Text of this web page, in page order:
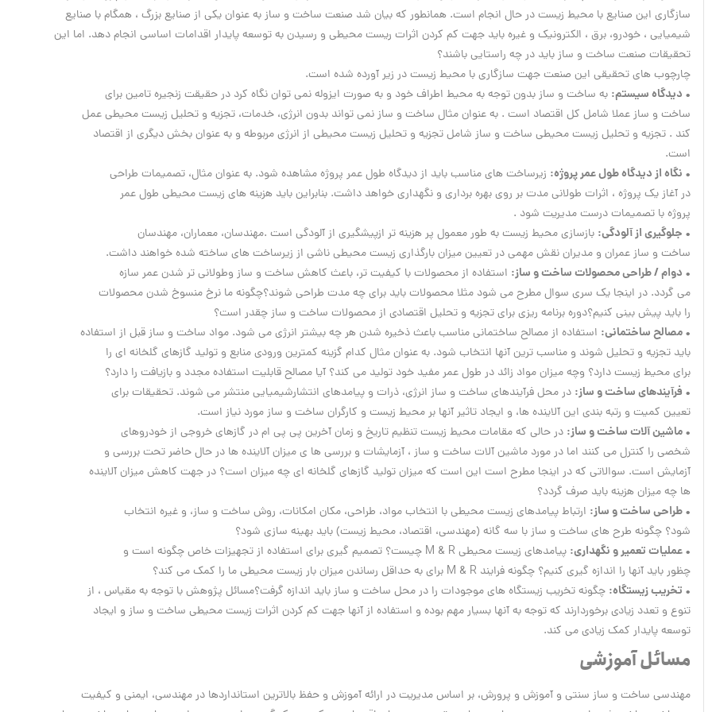
سازگاری این صنایع با محیط زیست در حال انجام است. همانطور که بیان شد صنعت ساخت و ساز به عنوان یکی از صنایع بزرگ ، همگام با صنایع
شیمیایی ، خودرو، برق ، الکترونیک و غیره باید جهت کم کردن اثرات ریست محیطی و رسیدن به توسعه پایدار اقدامات اساسی انجام دهد. اما این
تحقیقات صنعت ساخت و ساز باید در چه راستایی باشند؟
چارچوب های تحقیقی این صنعت جهت سازگاری با محیط زیست در زیر آورده شده است.
• دیدگاه سیستم: به ساخت و ساز بدون توجه به محیط اطراف خود و به صورت ایزوله نمی توان نگاه کرد در حقیقت زنجیره تامین برای
ساخت و ساز عملا شامل کل اقتصاد است . به عنوان مثال ساخت و ساز نمی تواند بدون انرژی، خدمات، تجزیه و تحلیل زیست محیطی عمل
کند . تجزیه و تحلیل زیست محیطی ساخت و ساز شامل تجزیه و تحلیل زیست محیطی از انرژی مربوطه و به عنوان بخش دیگری از اقتصاد
است.
• نگاه از دیدگاه طول عمر پروژه: زیرساخت های مناسب باید از دیدگاه طول عمر پروژه مشاهده شود. به عنوان مثال، تصمیمات طراحی
در آغاز یک پروژه ، اثرات طولانی مدت بر روی بهره برداری و نگهداری خواهد داشت. بنابراین باید هزینه های زیست محیطی طول عمر
پروژه با تصمیمات درست مدیریت شود .
• جلوگیری از آلودگی: بازسازی محیط زیست به طور معمول پر هزینه تر ازپیشگیری از آلودگی است .مهندسان، معماران، مهندسان
ساخت و ساز عمران و مدیران نقش مهمی در تعیین میزان بارگذاری زیست محیطی ناشی از زیرساخت های ساخته شده خواهند داشت.
• دوام / طراحی محصولات ساخت و ساز: استفاده از محصولات با کیفیت تر، باعث کاهش ساخت و ساز وطولانی تر شدن عمر سازه
می گردد. در اینجا یک سری سوال مطرح می شود مثلا محصولات باید برای چه مدت طراحی شوند؟چگونه ما نرخ منسوخ شدن محصولات
را باید پیش بینی کنیم؟دوره برنامه ریزی برای تجزیه و تحلیل اقتصادی از محصولات ساخت و ساز چقدر است؟
• مصالح ساختمانی: استفاده از مصالح ساختمانی مناسب باعث ذخیره شدن هر چه بیشتر انرژی می شود. مواد ساخت و ساز قبل از استفاده
باید تجزیه و تحلیل شوند و مناسب ترین آنها انتخاب شود. به عنوان مثال کدام گزینه کمترین ورودی منابع و تولید گازهای گلخانه ای را
برای محیط زیست دارد؟ وچه میزان مواد زائد در طول عمر مفید خود تولید می کند؟ آیا مصالح قابلیت استفاده مجدد و بازیافت را دارد؟
• فرآیندهای ساخت و ساز: در محل فرآیندهای ساخت و ساز انرژی، ذرات و پیامدهای انتشارشیمیایی منتشر می شوند. تحقیقات برای
تعیین کمیت و رتبه بندی این آلاینده ها، و ایجاد تاثیر آنها بر محیط زیست و کارگران ساخت و ساز مورد نیاز است.
• ماشین آلات ساخت و ساز: در حالی که مقامات محیط زیست تنظیم تاریخ و زمان آخرین پی پی ام در گازهای خروجی از خودروهای
شخصی را کنترل می کنند اما در مورد ماشین آلات ساخت و ساز ، آزمایشات و بررسی ها ی میزان آلاینده ها در حال حاضر تحت بررسی و
آزمایش است. سوالاتی که در اینجا مطرح است این است که میزان تولید گازهای گلخانه ای چه میزان است؟ در جهت کاهش میزان آلاینده
ها چه میزان هزینه باید صرف گردد؟
• طراحی ساخت و ساز: ارتباط پیامدهای زیست محیطی با انتخاب مواد، طراحی، مکان امکانات، روش ساخت و ساز، و غیره انتخاب
شود؟ چگونه طرح های ساخت و ساز با سه گانه (مهندسی، اقتصاد، محیط زیست) باید بهینه سازی شود؟
• عملیات تعمیر و نگهداری: پیامدهای زیست محیطی M & R چیست؟ تصمیم گیری برای استفاده از تجهیزات خاص چگونه است و
چظور باید آنها را اندازه گیری کنیم؟ چگونه فرایند M & R برای به حداقل رساندن میزان بار زیست محیطی ما را کمک می کند؟
• تخریب زیستگاه: چگونه تخریب زیستگاه های موجودات را در محل ساخت و ساز باید اندازه گرفت؟مسائل پژوهش با توجه به مقیاس ، از
تنوع و تعدد زیادی برخوردارند که توجه به آنها بسیار مهم بوده و استفاده از آنها جهت کم کردن اثرات زیست محیطی ساخت و ساز و ایجاد
توسعه پایدار کمک زیادی می کند.
مسائل آموزشی
مهندسی ساخت و ساز سنتی و آموزش و پرورش، بر اساس مدیریت در ارائه آموزش و حفظ بالاترین استانداردها در مهندسی، ایمنی و کیفیت